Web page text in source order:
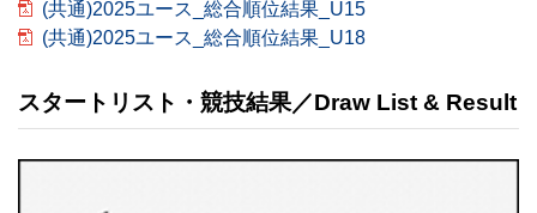
(共通)2025ユース_総合順位結果_U15
(共通)2025ユース_総合順位結果_U18
スタートリスト・競技結果／Draw List & Result